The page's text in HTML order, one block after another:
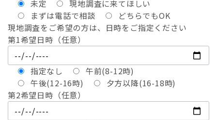
未定
現地調査に来てほしい
まずは電話で相談
どちらでもOK
現地調査をご希望の方は、日時をご指定ください
第1希望日時（任意）
指定なし
午前(8-12時)
午後(12-16時)
夕方以降(16-18時)
第2希望日時（任意）